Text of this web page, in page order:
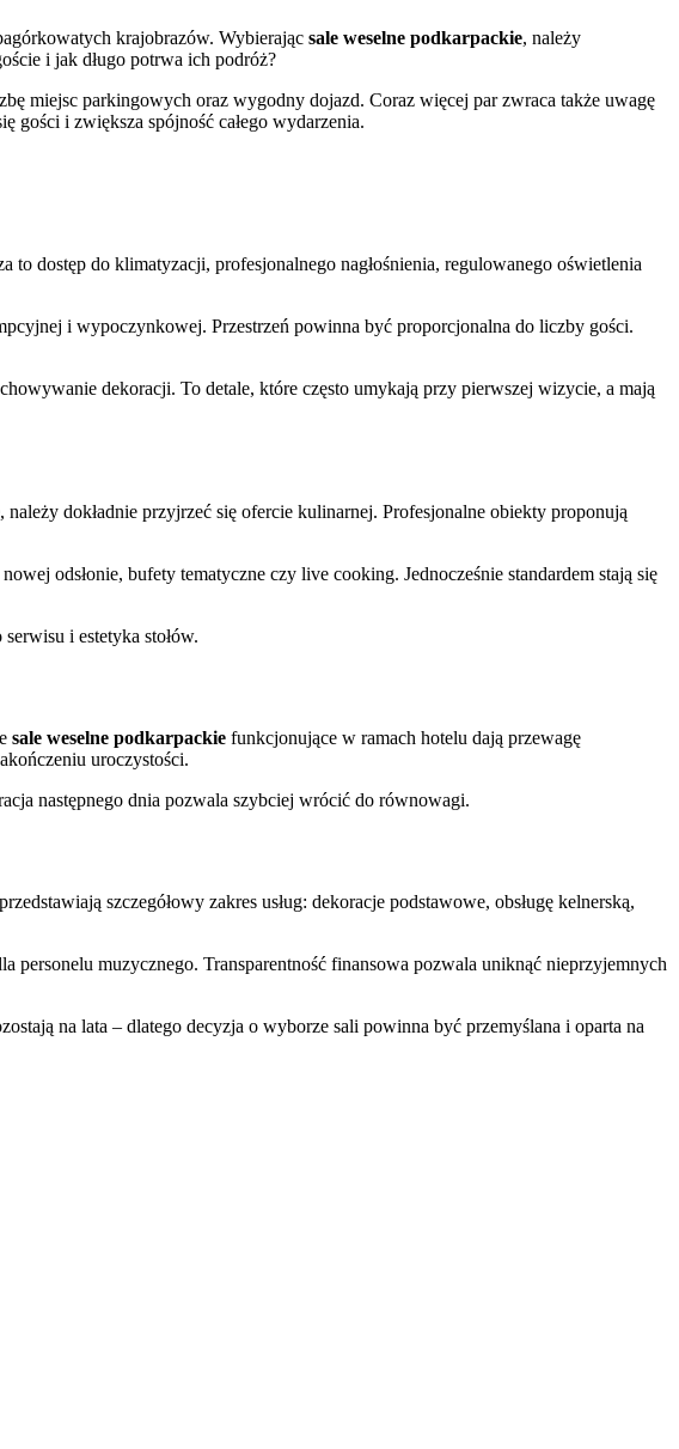
krajobrazów. Wybierając sale weselne podkarpackie, należy
i jak długo potrwa ich podróż?
miejsc parkingowych oraz wygodny dojazd. Coraz więcej par zwraca także uwagę
gości i zwiększa spójność całego wydarzenia.
dostęp do klimatyzacji, profesjonalnego nagłośnienia, regulowanego oświetlenia
i wypoczynkowej. Przestrzeń powinna być proporcjonalna do liczby gości.
dekoracji. To detale, które często umykają przy pierwszej wizycie, a mają
, należy dokładnie przyjrzeć się ofercie kulinarnej. Profesjonalne obiekty proponują
odsłonie, bufety tematyczne czy live cooking. Jednocześnie standardem stają się
i estetyka stołów.
sale weselne podkarpackie funkcjonujące w ramach hotelu dają przewagę
uroczystości.
następnego dnia pozwala szybciej wrócić do równowagi.
przedstawiają szczegółowy zakres usług: dekoracje podstawowe, obsługę kelnerską,
muzycznego. Transparentność finansowa pozwala uniknąć nieprzyjemnych
na lata – dlatego decyzja o wyborze sali powinna być przemyślana i oparta na